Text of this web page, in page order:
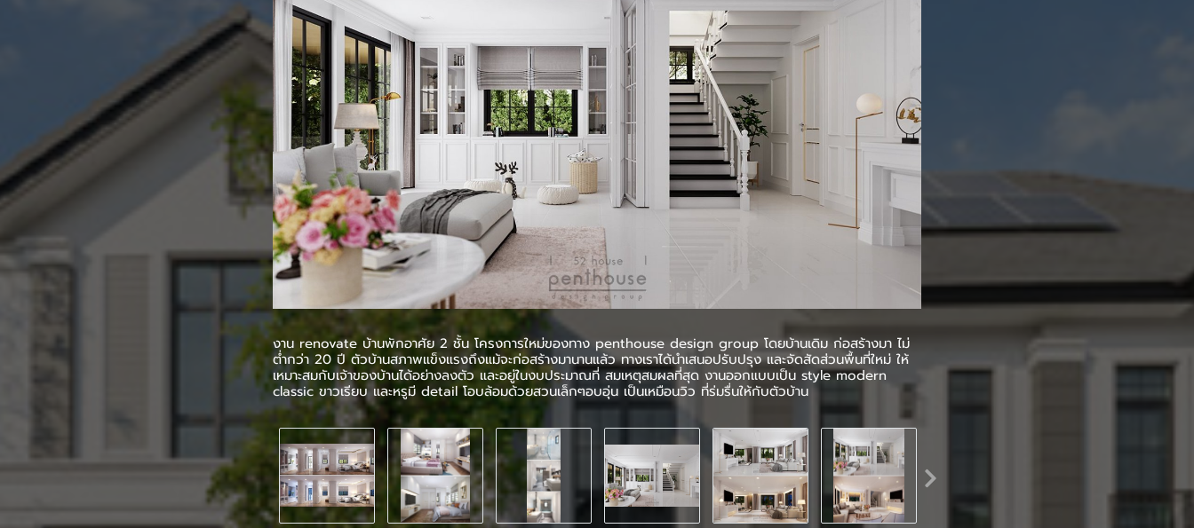
งาน renovate บ้านพักอาศัย 2 ชั้น โครงการใหม่ของทาง penthouse design group โดยบ้านเดิม ก่อสร้างมา ไม่
ต่ำกว่า 20 ปี ตัวบ้านสภาพแข็งแรงถึงแม้จะก่อสร้างมานานแล้ว ทางเราได้นำเสนอปรับปรุง และจัดสัดส่วนพื้นที่ใหม่ ให้
เหมาะสมกับเจ้าของบ้านได้อย่างลงตัว และอยู่ในงบประมาณที่ สมเหตุสมผลที่สุด งานออกแบบเป็น style modern
classic ขาวเรียบ และหรูมี detail โอบล้อมด้วยสวนเล็กๆอบอุ่น เป็นเหมือนวิว ที่ร่มรื่นให้กับตัวบ้าน